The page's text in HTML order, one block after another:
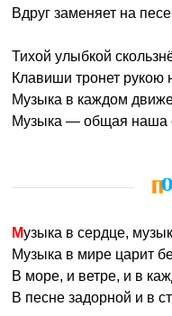
Вдруг заменяет на
Тихой улыбкой
Клавиши тронет рукою
Музыка в каждом
Музыка — общая наша
Музыка в сердце,
Музыка в мире царит
В море, и ветре, и в
В песне задорной и в